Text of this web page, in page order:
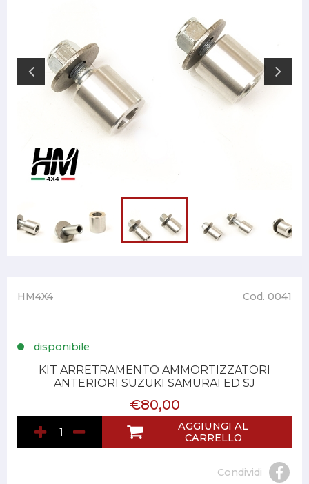
HM4X4 Cod. 0041
disponibile
KIT ARRETRAMENTO AMMORTIZZATORI
ANTERIORI SUZUKI SAMURAI ED SJ
€80,00
AGGIUNGI AL
CARRELLO
Condividi